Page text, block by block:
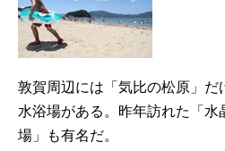
敦賀周辺には「気比の松原」だ
水浴場がある。昨年訪れた「水
場」も有名だ。